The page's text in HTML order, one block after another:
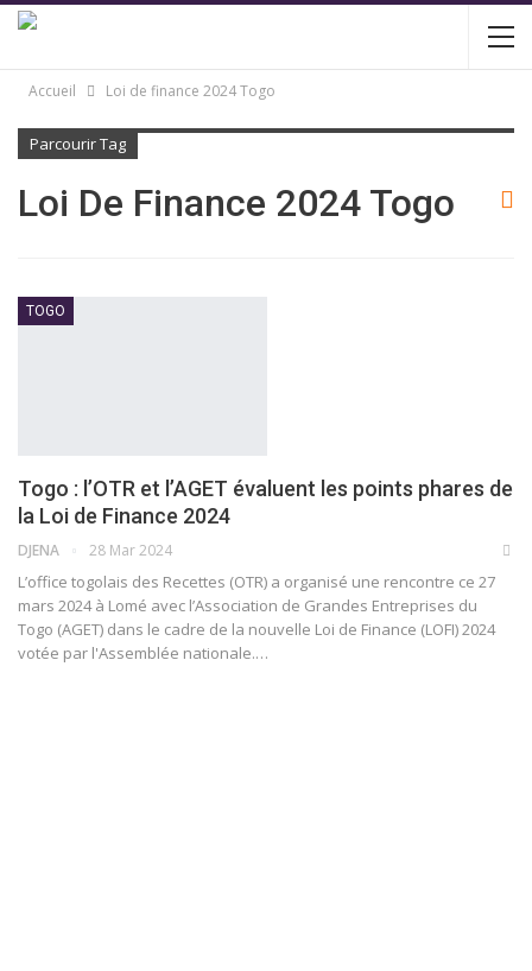
Accueil Loi de finance 2024 Togo
Parcourir Tag
Loi De Finance 2024 Togo
TOGO
Togo : l’OTR et l’AGET évaluent les points phares de
la Loi de Finance 2024
DJENA 28 Mar 2024
L’office togolais des Recettes (OTR) a organisé une rencontre ce 27
mars 2024 à Lomé avec l’Association de Grandes Entreprises du
Togo (AGET) dans le cadre de la nouvelle Loi de Finance (LOFI) 2024
votée par l'Assemblée nationale.…